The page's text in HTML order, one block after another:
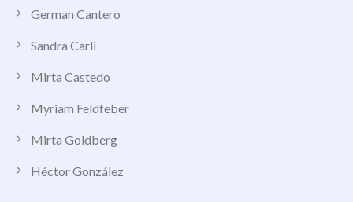
German Cantero
Sandra Carli
Mirta Castedo
Myriam Feldfeber
Mirta Goldberg
Héctor González